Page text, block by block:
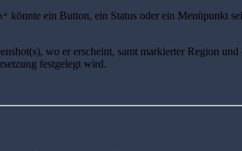
könnte ein Button, ein Status oder ein Menüpunkt
wo er erscheint, samt markierter Region
festgelegt wird.